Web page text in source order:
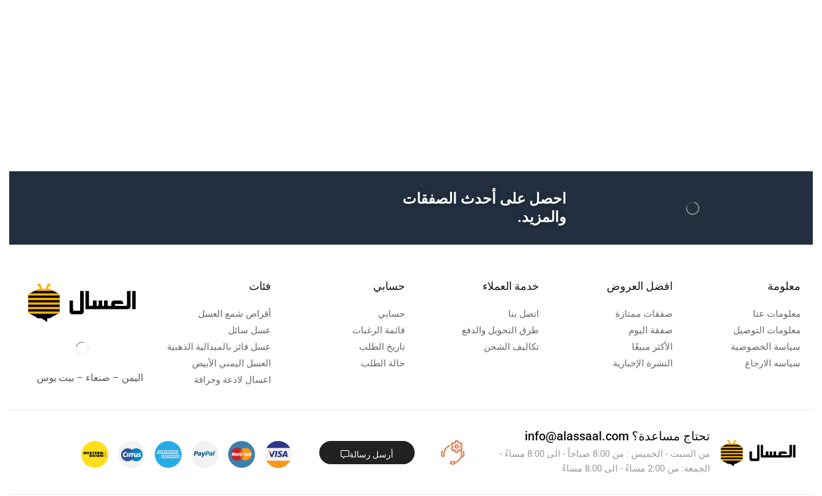
احصل على أحدث الصفقات
والمزيد.
معلومة
معلومات عنا
معلومات التوصيل
سياسة الخصوصية
سياسه الارجاع
افضل العروض
صفقات ممتازة
صفقة اليوم
الأكثر مبيعًا
النشرة الإخبارية
خدمة العملاء
اتصل بنا
طرق التحويل والدفع
تكاليف الشحن
حسابي
حسابي
قائمة الرغبات
تاريخ الطلب
حالة الطلب
فئات
أقراص شمع العسل
عسل سائل
عسل فائز بالميدالية الذهبية
العسل اليمني الأبيض
اعسال لاذعة وحراقة
اليمن – صنعاء – بيت بوس
تحتاج مساعدة؟
من السبت - الخميس : من 8:00 صباحاً - الى 8:00 مساءً -
الجمعة: من 2:00 مساءً - الى 8:00 مساءً
أرسل رسالة